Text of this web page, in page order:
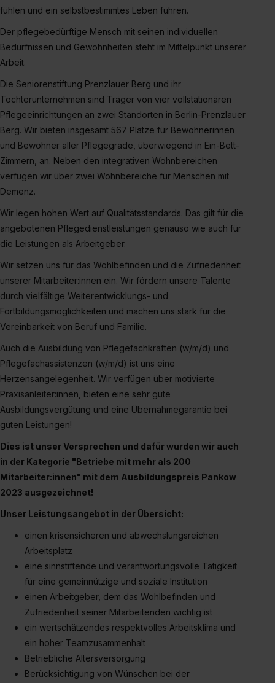
bestimmte Verwendungszwecke zulassen, triff deine
erlauben“. Die Einwilligung zur Platzierung von Cookies
der Kategorien „Präferenzen“, „Statistiken“ und „Social
Media und Marketing“ umfasst hierbei die Einwilligung
zur Übermittlung deiner Daten in die USA (Art. 49 Abs. 1
S. 1 lit. a) DS-GVO). Die USA verfügen über kein
angemessenes Datenschutzniveau (EuGH – Schrems
II). Du kannst die von dir erteilte Einwilligung jederzeit mit
Wirkung für die Zukunft ganz oder teilweise über unsere
Datenschutzerklärung unter dem Punkt „Datenschutz-
Einstellungen“ widerrufen. Weitere Informationen zu den
Impressum.
fühlen und ein selbstbestimmtes Leben führen.
Der pflegebedürftige Mensch mit seinen individuellen
Bedürfnissen und Gewohnheiten steht im Mittelpunkt unserer
Arbeit.
Die Seniorenstiftung Prenzlauer Berg und ihr
Tochterunternehmen sind Träger von vier vollstationären
Pflegeeinrichtungen an zwei Standorten in Berlin-Prenzlauer
Berg. Wir bieten insgesamt 567 Plätze für Bewohnerinnen
und Bewohner aller Pflegegrade, überwiegend in Ein-Bett-
Zimmern, an. Neben den integrativen Wohnbereichen
verfügen wir über zwei Wohnbereiche für Menschen mit
Demenz.
Wir legen hohen Wert auf Qualitätsstandards. Das gilt für die
angebotenen Pflegedienstleistungen genauso wie auch für
die Leistungen als Arbeitgeber.
Wir setzen uns für das Wohlbefinden und die Zufriedenheit
unserer Mitarbeiter:innen ein. Wir fördern unsere Talente
durch vielfältige Weiterentwicklungs- und
Fortbildungsmöglichkeiten und machen uns stark für die
Vereinbarkeit von Beruf und Familie.
Auch die Ausbildung von Pflegefachkräften (w/m/d) und
Pflegefachassistenzen (w/m/d) ist uns eine
Herzensangelegenheit. Wir verfügen über motivierte
Praxisanleiter:innen, bieten eine sehr gute
Ausbildungsvergütung und eine Übernahmegarantie bei
guten Leistungen!
Dies ist unser Versprechen und dafür wurden wir auch
in der Kategorie "Betriebe mit mehr als 200
Mitarbeiter:innen" mit dem Ausbildungspreis Pankow
2023 ausgezeichnet!
Unser Leistungsangebot in der Übersicht:
einen krisensicheren und abwechslungsreichen
Arbeitsplatz
eine sinnstiftende und verantwortungsvolle Tätigkeit
für eine gemeinnützige und soziale Institution
einen Arbeitgeber, dem das Wohlbefinden und
Zufriedenheit seiner Mitarbeitenden wichtig ist
ein wertschätzendes respektvolles Arbeitsklima und
ein hoher Teamzusammenhalt
Betriebliche Altersversorgung
Berücksichtigung von Wünschen bei der